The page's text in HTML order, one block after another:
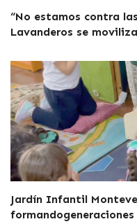
“No estamos contra
Lavanderos se
Jardín Infantil
formandogeneraciones